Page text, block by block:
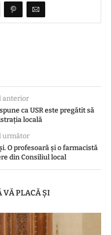
anterior
ca USR este pregătit să
locală
următor
O profesoară și o farmacistă
din Consiliul local
VĂ PLACĂ ȘI